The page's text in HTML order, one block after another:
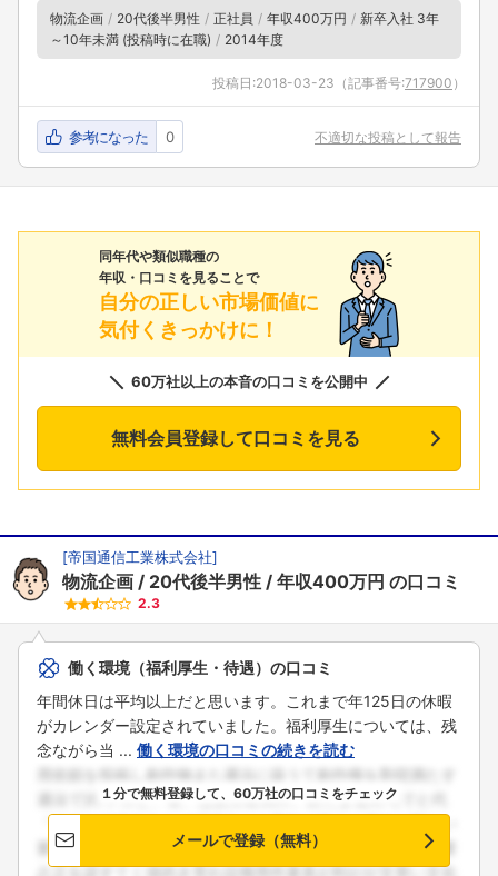
物流企画 20代後半男性 正社員 年収400万円
新卒入社 3年
～10年未満 (投稿時に在職)
2014年度
投稿日:2018-03-23 （記事番号:717900 ）
参考になった 0 不適切な投稿として報告
同年代や類似職種の
年収・口コミを見ることで
自分の正しい市場価値に
気付くきっかけに！
60万社以上の本音の口コミを公開中
無料会員登録して口コミを見る
[帝国通信工業株式会社]
物流企画 20代後半男性 年収400万円 の口コミ
2.3
働く環境（福利厚生・待遇）の口コミ
年間休日は平均以上だと思います。これまで年125日の休暇
がカレンダー設定されていました。福利厚生については、残
念ながら当 ... 働く環境の口コミの続きを読む
１分で無料登録して、60万社の口コミをチェック
メールで登録（無料）